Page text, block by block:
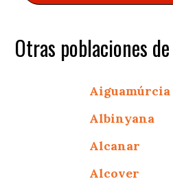
Otras poblaciones
Aiguamúrcia
Albinyana
Alcanar
Alcover